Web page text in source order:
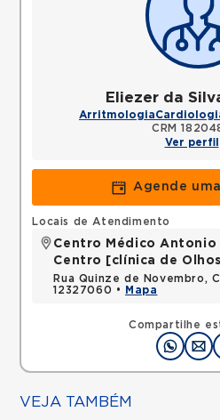
Eliezer da
Arritmologia
CRM
Ver perfil
Agende
Compartilhe
Locais de Atendimento
Centro Médico Antonio
Centro [clínica de
Rua Quinze de Novembro,
12327060 •
Mapa
VEJA TAMBÉM